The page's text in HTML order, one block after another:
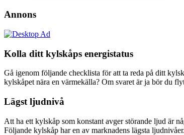
Annons
Kolla ditt kylskåps energistatus
Gå igenom följande checklista för att ta reda på ditt
kylskåpet nära en värmekälla? Om svaret är ja bör du
Lägst ljudnivå
Att ha ett kylskåp som konstant avger störande ljud är
Följande kylskåp har en av marknadens lägsta